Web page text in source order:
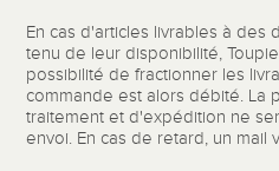
En cas d'articles livrables à des
tenu de leur disponibilité,
possibilité de fractionner les
commande est alors débité. La
traitement et d'expédition ne
envoi. En cas de retard, un mail